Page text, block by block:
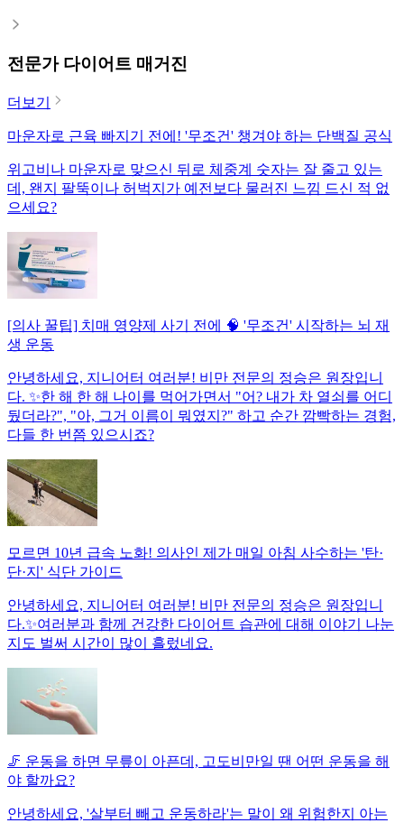
전문가 다이어트 매거진
더보기
마운자로 근육 빠지기 전에! '무조건' 챙겨야 하는 단백질 공식
위고비나 마운자로 맞으신 뒤로 체중계 숫자는 잘 줄고 있는
데, 왠지 팔뚝이나 허벅지가 예전보다 물러진 느낌 드신 적 없
으세요?
[의사 꿀팁] 치매 영양제 사기 전에 🧠 '무조건' 시작하는 뇌 재
생 운동
안녕하세요, 지니어터 여러분! 비만 전문의 정승은 원장입니
다. ✨한 해 한 해 나이를 먹어가면서 "어? 내가 차 열쇠를 어디
뒀더라?", "아, 그거 이름이 뭐였지?" 하고 순간 깜빡하는 경험,
다들 한 번쯤 있으시죠?
모르면 10년 급속 노화! 의사인 제가 매일 아침 사수하는 '탄·
단·지' 식단 가이드
안녕하세요, 지니어터 여러분! 비만 전문의 정승은 원장입니
다.✨여러분과 함께 건강한 다이어트 습관에 대해 이야기 나눈
지도 벌써 시간이 많이 흘렀네요.
🦵 운동을 하면 무릎이 아픈데, 고도비만일 땐 어떤 운동을 해
야 할까요?
안녕하세요, '살부터 빼고 운동하라'는 말이 왜 위험한지 아는